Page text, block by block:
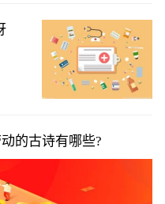
的古诗有哪些?